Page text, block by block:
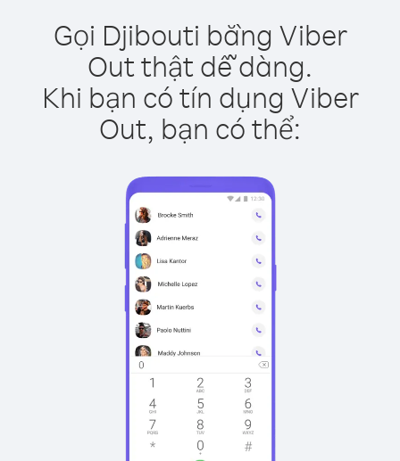
Gọi Djibouti bằng Viber
Out thật dễ dàng.
Khi bạn có tín dụng Viber
Out, bạn có thể: